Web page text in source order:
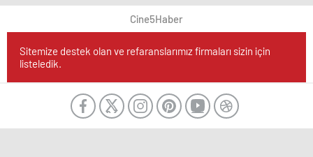
Yardım Bekliyoruz”
Cine5Haber
Sitemize destek olan ve refaranslarımız firmaları sizin için
listeledik.